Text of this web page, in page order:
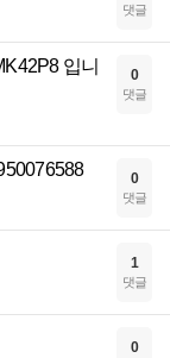
댓글
입니
0
댓글
0
댓글
1
댓글
0